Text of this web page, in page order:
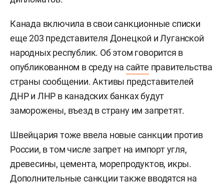
Канада включила в свои санкционные списки
еще 203 представителя Донецкой и Луганской
народных республик. Об этом говорится в
опубликованном в среду на сайте правительства
страны сообщении. Активы представителей
ДНР и ЛНР в канадских банках будут
заморожены, въезд в страну им запретят.
Швейцария тоже ввела новые санкции против
России, в том числе запрет на импорт угля,
древесины, цемента, морепродуктов, икры.
Дополнительные санкции также вводятся на